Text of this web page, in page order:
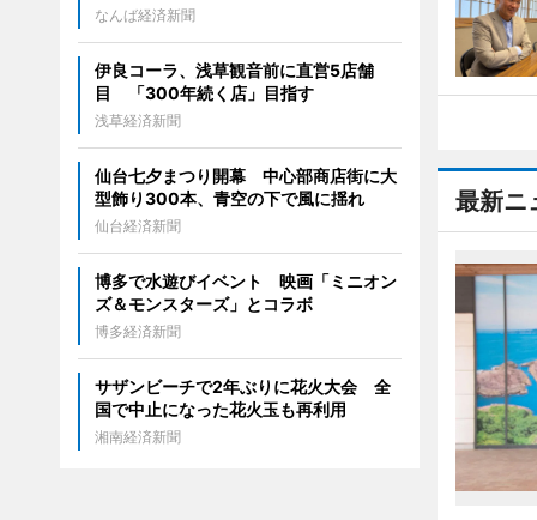
最新ニ
なんば経済新聞
伊良コーラ、浅草観音前に直営5店舗
目 「300年続く店」目指す
浅草経済新聞
仙台七夕まつり開幕 中心部商店街に大
型飾り300本、青空の下で風に揺れ
仙台経済新聞
博多で水遊びイベント 映画「ミニオン
ズ＆モンスターズ」とコラボ
博多経済新聞
サザンビーチで2年ぶりに花火大会 全
国で中止になった花火玉も再利用
湘南経済新聞